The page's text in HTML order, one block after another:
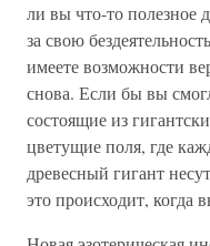
ли вы что-то полезное
за свою
имеете возможности
снова. Если бы вы
состоящие из
цветущие поля, где
древесный гигант
это происходит, когда